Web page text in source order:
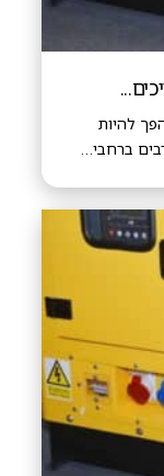
להיות
ברחבי…